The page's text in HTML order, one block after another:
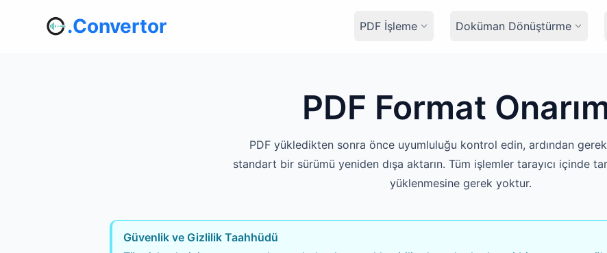
.Convertor PDF İşleme Doküman Dönüştürme
PDF Format
PDF yükledikten sonra önce uyumluluğu kontrol edin, ardından
standart bir sürümü yeniden dışa aktarın. Tüm işlemler tarayıcı içinde
yüklenmesine gerek yoktur.
Güvenlik ve Gizlilik Taahhüdü